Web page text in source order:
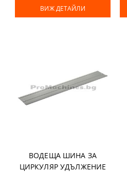
ВИЖ ДЕТАЙЛИ
ВОДЕЩА ШИНА ЗА
ЦИРКУЛЯР УДЪЛЖЕНИЕ